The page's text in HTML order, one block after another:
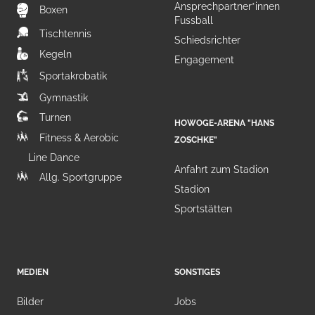
Boxen
Tischtennis
Kegeln
Sportakrobatik
Gymnastik
Turnen
Fitness & Aerobic
Line Dance
Allg. Sportgruppe
Ansprechpartner*innen
Fussball
Schiedsrichter
Engagement
HOWOGE-ARENA "HANS
ZOSCHKE"
Anfahrt zum Stadion
Stadion
Sportstätten
MEDIEN
Bilder
SONSTIGES
Jobs